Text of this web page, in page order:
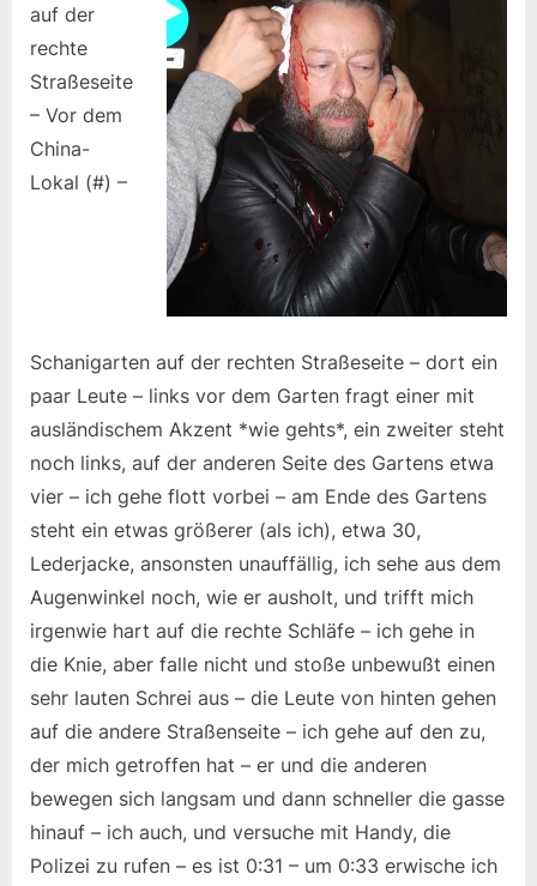
auf der
rechte
Straßeseite
– Vor dem
China-
Lokal (#) –
Schanigarten auf der rechten Straßeseite – dort ein
paar Leute – links vor dem Garten fragt einer mit
ausländischem Akzent *wie gehts*, ein zweiter steht
noch links, auf der anderen Seite des Gartens etwa
vier – ich gehe flott vorbei – am Ende des Gartens
steht ein etwas größerer (als ich), etwa 30,
Lederjacke, ansonsten unauffällig, ich sehe aus dem
Augenwinkel noch, wie er ausholt, und trifft mich
irgenwie hart auf die rechte Schläfe – ich gehe in
die Knie, aber falle nicht und stoße unbewußt einen
sehr lauten Schrei aus – die Leute von hinten gehen
auf die andere Straßenseite – ich gehe auf den zu,
der mich getroffen hat – er und die anderen
bewegen sich langsam und dann schneller die gasse
hinauf – ich auch, und versuche mit Handy, die
Polizei zu rufen – es ist 0:31 – um 0:33 erwische ich